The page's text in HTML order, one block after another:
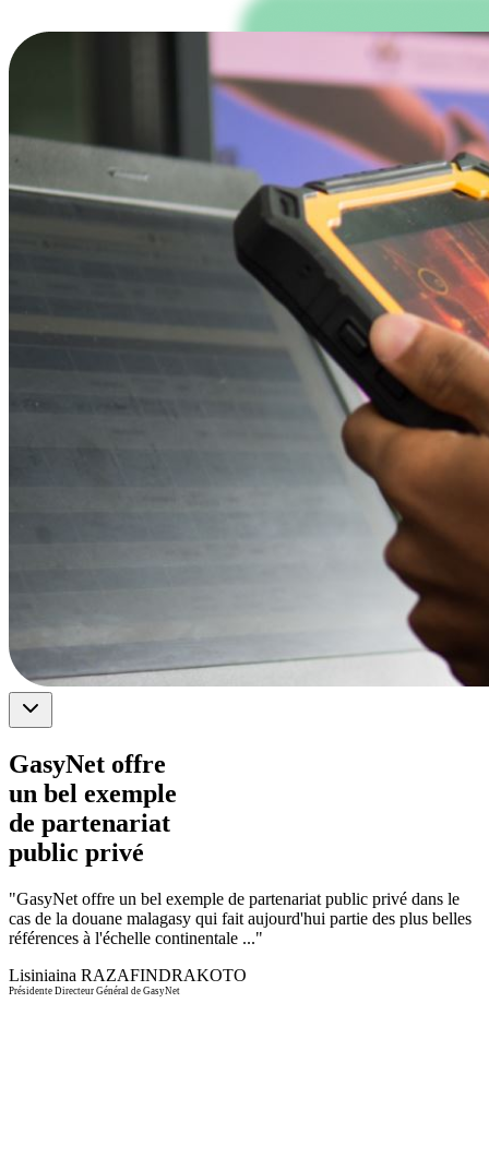
GasyNet offre
un bel exemple
de partenariat
public privé
"GasyNet offre un bel exemple de partenariat public privé dans le
cas de la douane malagasy qui fait aujourd'hui partie des plus belles
références à l'échelle continentale ..."
Lisiniaina RAZAFINDRAKOTO
Présidente Directeur Général de GasyNet